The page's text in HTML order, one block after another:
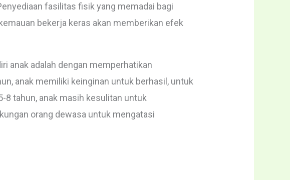
fasilitas fisik yang memadai bagi
bekerja keras akan memberikan efek
anak adalah dengan memperhatikan
anak memiliki keinginan untuk berhasil, untuk
8 tahun, anak masih kesulitan untuk
orang dewasa untuk mengatasi